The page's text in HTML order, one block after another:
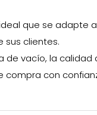
que se adapte
sus clientes.
de vacío, la
con